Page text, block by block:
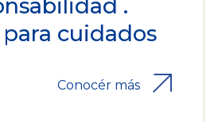
.
cuidados
Conocér más